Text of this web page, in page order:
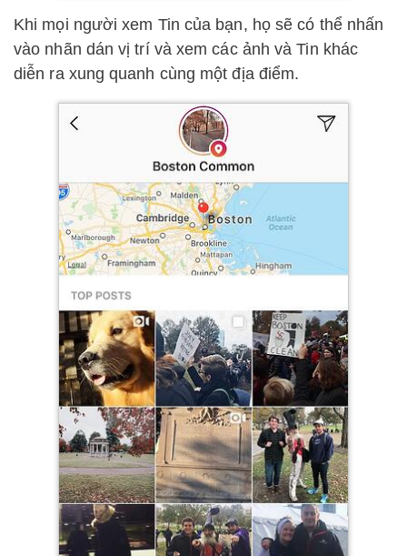
Khi mọi người xem Tin của bạn, họ sẽ có thể nhấn
vào nhãn dán vị trí và xem các ảnh và Tin khác
diễn ra xung quanh cùng một địa điểm.